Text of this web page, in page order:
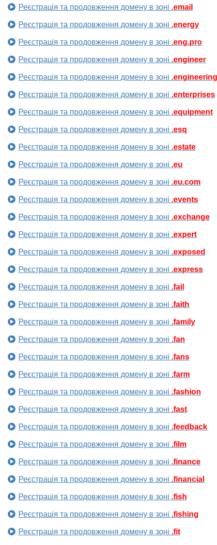
Реєстрація та продовження домену в зоні .email
Реєстрація та продовження домену в зоні .energy
Реєстрація та продовження домену в зоні .eng.pro
Реєстрація та продовження домену в зоні .engineer
Реєстрація та продовження домену в зоні .engineering
Реєстрація та продовження домену в зоні .enterprises
Реєстрація та продовження домену в зоні .equipment
Реєстрація та продовження домену в зоні .esq
Реєстрація та продовження домену в зоні .estate
Реєстрація та продовження домену в зоні .eu
Реєстрація та продовження домену в зоні .eu.com
Реєстрація та продовження домену в зоні .events
Реєстрація та продовження домену в зоні .exchange
Реєстрація та продовження домену в зоні .expert
Реєстрація та продовження домену в зоні .exposed
Реєстрація та продовження домену в зоні .express
Реєстрація та продовження домену в зоні .fail
Реєстрація та продовження домену в зоні .faith
Реєстрація та продовження домену в зоні .family
Реєстрація та продовження домену в зоні .fan
Реєстрація та продовження домену в зоні .fans
Реєстрація та продовження домену в зоні .farm
Реєстрація та продовження домену в зоні .fashion
Реєстрація та продовження домену в зоні .fast
Реєстрація та продовження домену в зоні .feedback
Реєстрація та продовження домену в зоні .film
Реєстрація та продовження домену в зоні .finance
Реєстрація та продовження домену в зоні .financial
Реєстрація та продовження домену в зоні .fish
Реєстрація та продовження домену в зоні .fishing
Реєстрація та продовження домену в зоні .fit